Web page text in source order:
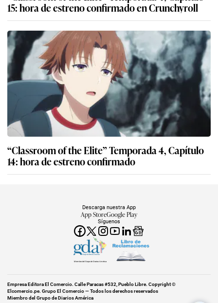
15: hora de estreno confirmado en Crunchyroll
“Classroom of the Elite” Temporada 4, Capítulo
14: hora de estreno confirmado
Síguenos
Descarga nuestra App
App StoreGoogle Play
Miembro del Grupo de Diarios América
Empresa Editora El Comercio. Calle Paracas #532, Pueblo Libre. Copyright ©
Elcomercio.pe. Grupo El Comercio — Todos los derechos reservados
Miembro del Grupo de Diarios América